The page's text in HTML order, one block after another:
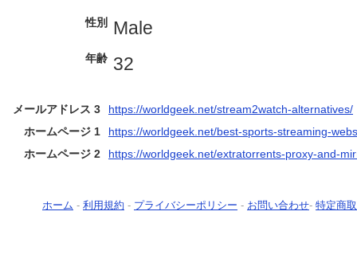
性別 Male
年齢 32
メールアドレス 3
https://worldgeek.net/stream2watch-alternatives/
ホームページ 1
https://worldgeek.net/best-sports-streaming-
ホームページ 2
https://worldgeek.net/extratorrents-proxy-and-
ホーム - 利用規約 - プライバシーポリシー - お問い合わせ- 特定商